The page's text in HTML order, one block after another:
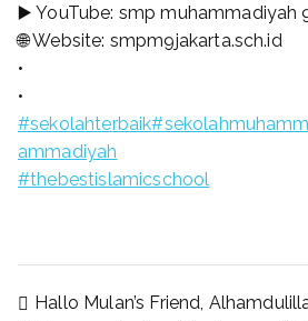
▶️ YouTube: smp muhammadiyah
🌐 Website: smpm9jakarta.sch.id
•
•
#sekolahterbaik
ammadiyah
#thebestislamicschool
Hallo Mulan’s Friend,